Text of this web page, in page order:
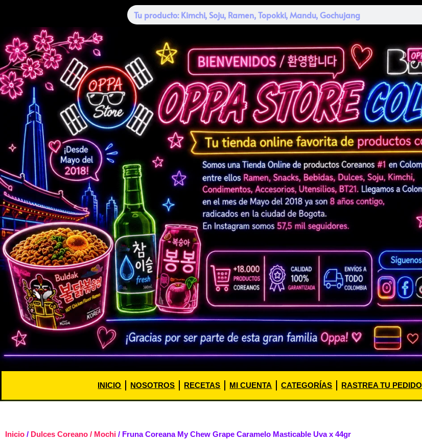
INICIO NOSOTROS RECETAS MI CUENTA CATEGORÍAS RASTREA TU PEDIDO
Inicio / Dulces Coreano / Mochi / Fruna Coreana My Chew Grape Caramelo Masticable Uva x 44gr